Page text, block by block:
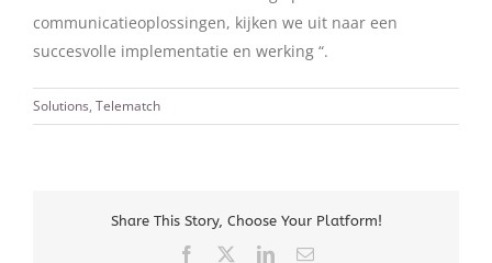
communicatieoplossingen, kijken we uit naar een
succesvolle implementatie en werking “.
Solutions, Telematch
Share This Story, Choose Your Platform!
Facebook LinkedIn
E-